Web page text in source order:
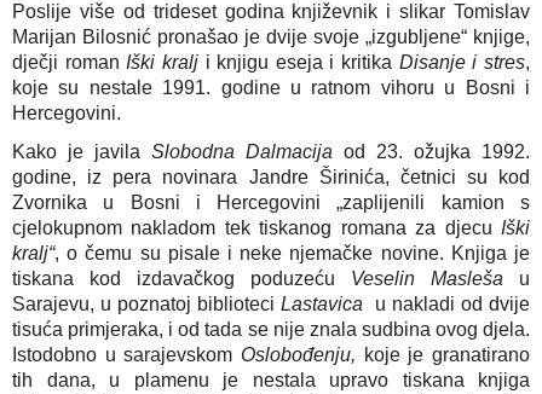
Poslije više od trideset godina književnik i slikar Tomislav
Marijan Bilosnić pronašao je dvije svoje „izgubljene“ knjige,
dječji romanIški kralji knjigu eseja i kritika Disanje i stres,
koje su nestale 1991. godine u ratnom vihoru u Bosni i
Hercegovini.
Kako je javila Slobodna Dalmacija od 23. ožujka 1992.
godine, iz pera novinara Jandre Širinića, četnici su kod
Zvornika u Bosni i Hercegovini „zaplijenili kamion s
cjelokupnom nakladom tek tiskanog romana za djecu Iški
kralj“, o čemu su pisale i neke njemačke novine. Knjiga je
tiskana kod izdavačkog poduzeću Veselin Masleša u
Sarajevu, u poznatoj biblioteci Lastavica u nakladi od dvije
tisuća primjeraka, i od tada se nije znala sudbina ovog djela.
Istodobno u sarajevskom Oslobođenju, koje je granatirano
tih dana, u plamenu je nestala upravo tiskana knjiga